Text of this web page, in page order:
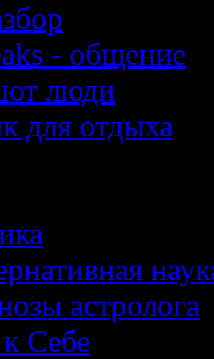
- общение
люди
для отдыха
астролога
Себе